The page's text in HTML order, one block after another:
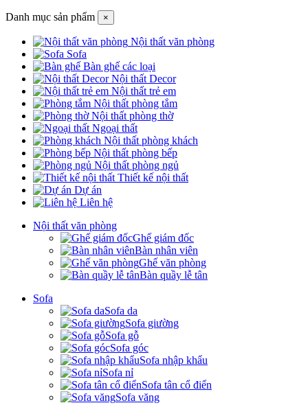
Danh mục sản phẩm ×
Nội thất văn phòng
Sofa
Bàn ghế các loại
Nội thất Decor
Nội thất trẻ em
Nội thất phòng tắm
Nội thất phòng thờ
Ngoại thất
Nội thất phòng khách
Nội thất phòng bếp
Nội thất phòng ngủ
Thiết kế nội thất
Dự án
Liên hệ
Nội thất văn phòng
Ghế giám đốc
Bàn nhân viên
Ghế văn phòng
Bàn quầy lễ tân
Sofa
Sofa da
Sofa giường
Sofa gỗ
Sofa góc
Sofa nhập khẩu
Sofa nỉ
Sofa tân cổ điển
Sofa văng